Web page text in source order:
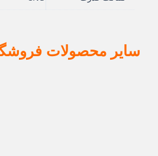
سایر محصولات فروشگاه